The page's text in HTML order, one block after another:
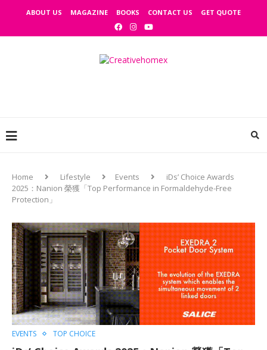
ABOUT US MAGAZINE BOOKS CONTACT US GET QUOTE
Home Lifestyle Events
iDs’ Choice Awards
2025：Nanion 榮獲「Top Performance in Formaldehyde-Free
Protection」
EVENTS TOP CHOICE